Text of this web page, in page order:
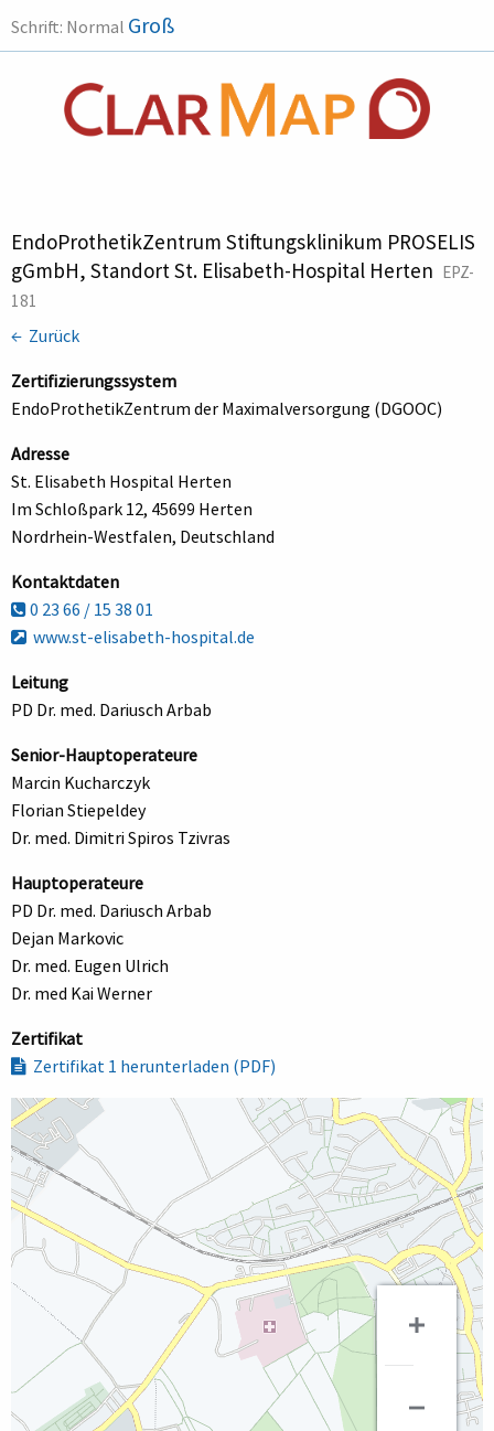
Schrift: Normal Groß
EndoProthetikZentrum Stiftungsklinikum PROSELIS
gGmbH, Standort St. Elisabeth-Hospital Herten EPZ-
181
← Zurück
Zertifizierungssystem
EndoProthetikZentrum der Maximalversorgung (DGOOC)
Adresse
St. Elisabeth Hospital Herten
Im Schloßpark 12, 45699 Herten
Nordrhein-Westfalen, Deutschland
Kontaktdaten
0 23 66 / 15 38 01
www.st-elisabeth-hospital.de
Leitung
PD Dr. med. Dariusch Arbab
Senior-Hauptoperateure
Marcin Kucharczyk
Florian Stiepeldey
Dr. med. Dimitri Spiros Tzivras
Hauptoperateure
PD Dr. med. Dariusch Arbab
Dejan Markovic
Dr. med. Eugen Ulrich
Dr. med Kai Werner
Zertifikat
Zertifikat 1 herunterladen (PDF)